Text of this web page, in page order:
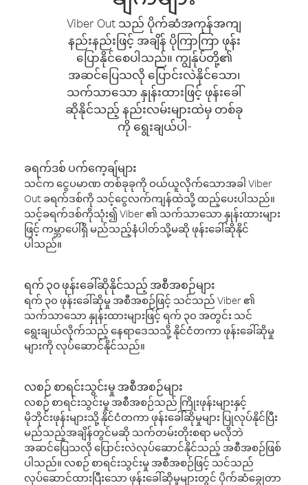
Viber Out သည် ပိုက်ဆံအကုန်အကျ
နည်းနည်းဖြင့် အချိန် ပိုကြာကြာ ဖုန်း
ပြောနိုင်စေပါသည်။ ကျွန်ုပ်တို့၏
အဆင်ပြေသလို ပြောင်းလဲနိုင်သော၊
သက်သာသော နှုန်းထားဖြင့် ဖုန်းခေါ်
ဆိုနိုင်သည့် နည်းလမ်းများထဲမှ တစ်ခု
ကို ရွေးချယ်ပါ-
ခရက်ဒစ် ပက်ကေ့ချ်များ
သင်က ငွေပမာဏ တစ်ခုခုကို ဝယ်ယူလိုက်သောအခါ Viber
Out ခရက်ဒစ်ကို သင့်ငွေလက်ကျန်ထဲသို့ ထည့်ပေးပါသည်။
သင့်ခရက်ဒစ်ကိုသုံး၍ Viber ၏ သက်သာသော နှုန်းထားများ
ဖြင့် ကမ္ဘာပေါ်ရှိ မည်သည့်နံပါတ်သို့မဆို ဖုန်းခေါ်ဆိုနိုင်
ပါသည်။
ရက် ၃၀ ဖုန်းခေါ်ဆိုနိုင်သည့် အစီအစဉ်များ
ရက် ၃၀ ဖုန်းခေါ်ဆိုမှု အစီအစဉ်ဖြင့် သင်သည် Viber ၏
သက်သာသော နှုန်းထားများဖြင့် ရက် ၃၀ အတွင်း သင်
ရွေးချယ်လိုက်သည့် နေရာဒေသသို့ နိုင်ငံတကာ ဖုန်းခေါ်ဆိုမှု
များကို လုပ်ဆောင်နိုင်သည်။
လစဉ် စာရင်းသွင်းမှု အစီအစဉ်များ
လစဉ် စာရင်းသွင်းမှု အစီအစဉ်သည် ကြိုးဖုန်းများနှင့်
မိုဘိုင်းဖုန်းများသို့ နိုင်ငံတကာ ဖုန်းခေါ်ဆိုမှုများ ပြုလုပ်နိုင်ပြီး
မည်သည့်အချိန်တွင်မဆို သက်တမ်းတိုးစရာ မလိုဘဲ
အဆင်ပြေသလို ပြောင်းလဲလုပ်ဆောင်နိုင်သည့် အစီအစဉ်ဖြစ်
ပါသည်။ လစဉ် စာရင်းသွင်းမှု အစီအစဉ်ဖြင့် သင်သည်
လုပ်ဆောင်ထားပြီးသော ဖုန်းခေါ်ဆိုမှုများတွင် ပိုက်ဆံချွေတာ